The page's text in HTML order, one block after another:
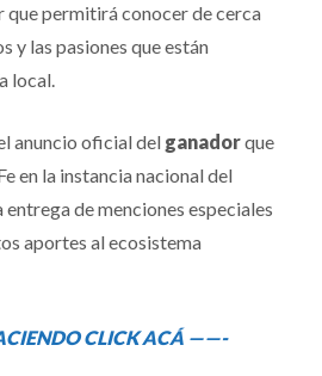
que permitirá conocer de cerca
y las pasiones que están
local.
anuncio oficial del ganadorque
en la instancia nacional del
de menciones especiales
aportes al ecosistema
CLICK ACÁ ——-